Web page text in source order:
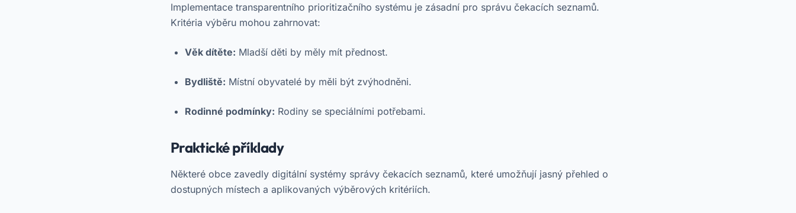
Implementace transparentního prioritizačního systému je zásadní pro správu čekacích seznamů.
Kritéria výběru mohou zahrnovat:
Věk dítěte: Mladší děti by měly mít přednost.
Bydliště: Místní obyvatelé by měli být zvýhodněni.
Rodinné podmínky: Rodiny se speciálními potřebami.
Praktické příklady
Některé obce zavedly digitální systémy správy čekacích seznamů, které umožňují jasný přehled o
dostupných místech a aplikovaných výběrových kritériích.